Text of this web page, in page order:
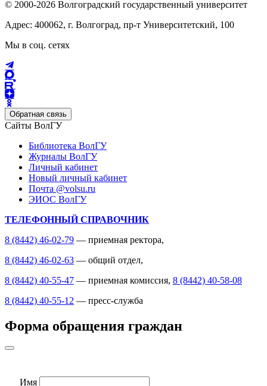
© 2000-2026 Волгоградский государственный университет
Адрес: 400062, г. Волгоград, пр-т Университетский, 100
Мы в соц. сетях
Обратная связь
Сайты ВолГУ
Библиотека ВолГУ
Журналы ВолГУ
Личный кабинет
Новый личный кабинет
Почта @volsu.ru
ЭИОС ВолГУ
ТЕЛЕФОННЫЙ СПРАВОЧНИК
8 (8442) 46-02-79 — приемная ректора,
8 (8442) 46-02-63 — общий отдел,
8 (8442) 40-55-47 — приемная комиссия, 8 (8442) 40-58-08
8 (8442) 40-55-12 — пресс-служба
Форма обращения граждан
Имя